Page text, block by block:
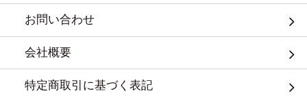
お問い合わせ
会社概要
特定商取引に基づく表記